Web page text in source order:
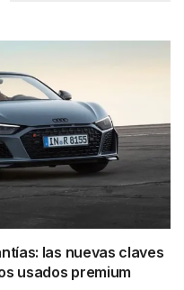
las nuevas claves
usados premium